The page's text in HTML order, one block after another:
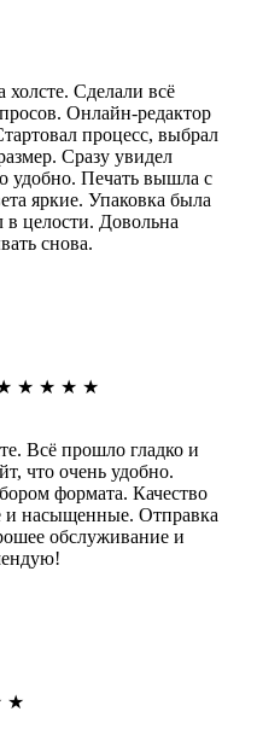
холсте. Сделали всё
Онлайн-редактор
процесс, выбрал
Сразу увидел
удобно. Печать вышла с
яркие. Упаковка была
целости. Довольна
снова.
★ ★ ★ ★
Всё прошло гладко и
что очень удобно.
формата. Качество
и насыщенные. Отправка
обслуживание и
★